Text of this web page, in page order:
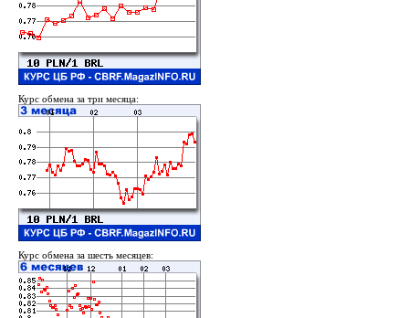
Курс обмена за три месяца:
Курс обмена за шесть месяцев: